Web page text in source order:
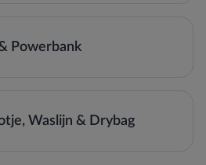
Powerbank
Waslijn & Drybag